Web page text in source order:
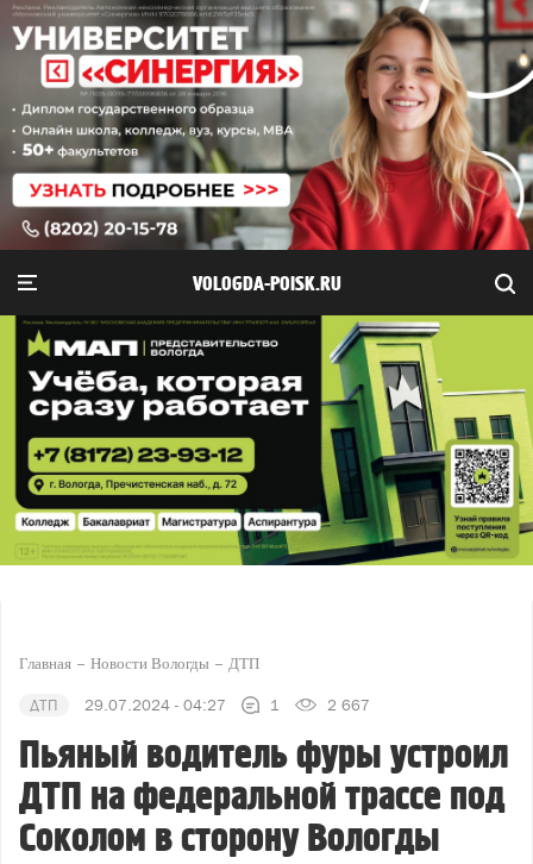
VOLOGDA-POISK.RU
Главная Новости Вологды ДТП
ДТП 29.07.2024 - 04:27 1 2 667
Пьяный водитель фуры устроил
ДТП на федеральной трассе под
Соколом в сторону Вологды